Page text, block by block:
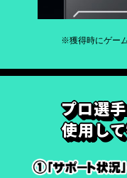
※獲得時にゲー
プロ選
使用し